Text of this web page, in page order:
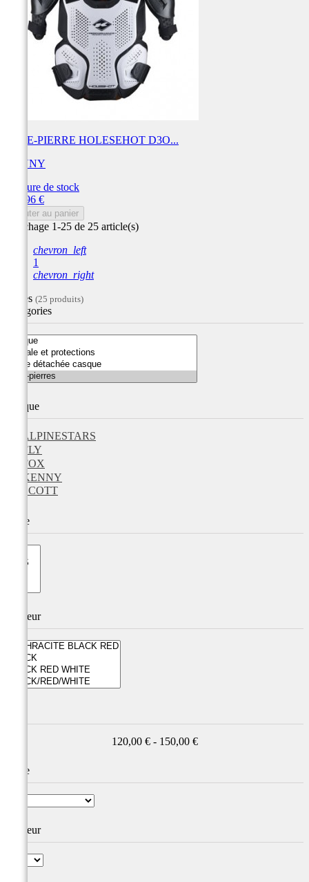
PARE-PIERRE HOLESEHOT D3O...
KENNY
Rupture de stock
109,96 €
Ajouter au panier
Affichage 1-25 de 25 article(s)
chevron_left
1
chevron_right
Filtres (25 produits)
Catégories
Marque
ALPINESTARS
FLY
FOX
KENNY
SCOTT
Taille
Couleur
120,00 € - 150,00 €
Taille
Couleur